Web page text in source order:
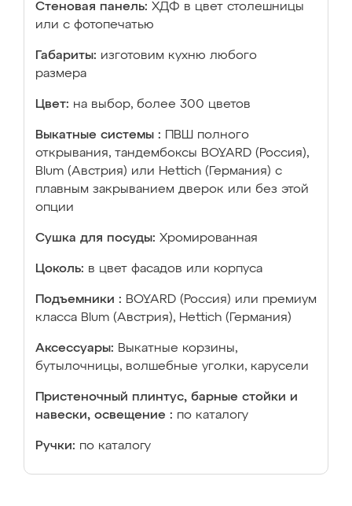
Стеновая панель: ХДФ в цвет столешницы
или с фотопечатью
Габариты: изготовим кухню любого
размера
Цвет: на выбор, более 300 цветов
Выкатные системы :
ПВШ полного
открывания, тандембоксы BOYARD (Россия),
Blum (Австрия) или Hettich (Германия) с
плавным закрыванием дверок или без этой
опции
Сушка для посуды: Хромированная
Цоколь: в цвет фасадов или корпуса
Подъемники : BOYARD (Россия) или премиум
класса Blum (Австрия), Hettich (Германия)
Аксессуары: Выкатные корзины,
бутылочницы, волшебные уголки, карусели
Пристеночный плинтус, барные стойки и
навески, освещение : по каталогу
Ручки: по каталогу